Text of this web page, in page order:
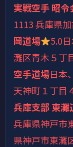
実戦空手 昭令
1113 兵庫県
岡道場
5.0
灘区青木５丁
空手道場日本
天神町１丁目
兵庫支部 東
兵庫県神戸市
県神戸市東灘